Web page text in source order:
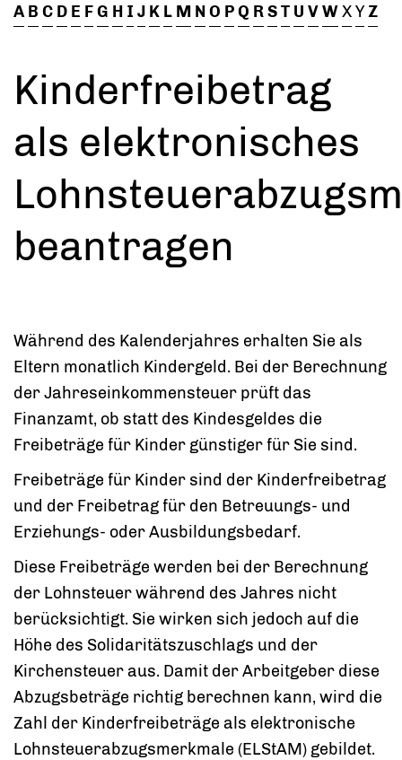
A B C D E FG H I J K L M NO PQ RST U VWXYZ
Kinderfreibetrag
als elektronisches
beantragen
Während des Kalenderjahres erhalten Sie als
Eltern monatlich Kindergeld. Bei der Berechnung
der Jahreseinkommensteuer prüft das
Finanzamt, ob statt des Kindesgeldes die
Freibeträge für Kinder günstiger für Sie sind.
Freibeträge für Kinder sind der Kinderfreibetrag
und der Freibetrag für den Betreuungs- und
Erziehungs- oder Ausbildungsbedarf.
Diese Freibeträge werden bei der Berechnung
der Lohnsteuer während des Jahres nicht
berücksichtigt. Sie wirken sich jedoch auf die
Höhe des Solidaritätszuschlags und der
Kirchensteuer aus. Damit der Arbeitgeber diese
Abzugsbeträge richtig berechnen kann, wird die
Zahl der Kinderfreibeträge als elektronische
Lohnsteuerabzugsmerkmale (ELStAM) gebildet.